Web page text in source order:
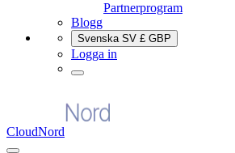
Partnerprogram
Blogg
Svenska SV £ GBP
Logga in
CloudNord